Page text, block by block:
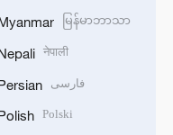
မြန်မာဘာသာ
नेपाली
فارسی
Polski